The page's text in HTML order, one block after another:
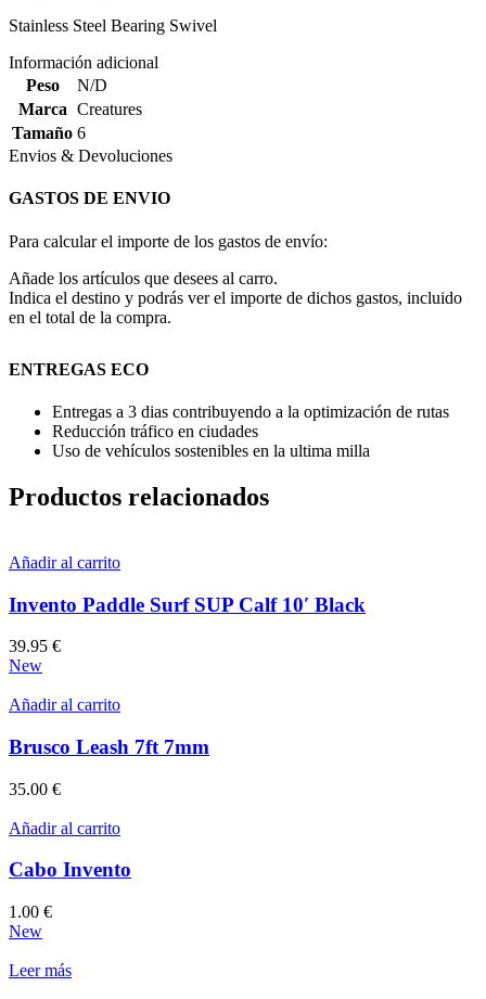
Stainless Steel Bearing Swivel
Información adicional
Peso
N/D
Marca Creatures
Tamaño 6
Envios & Devoluciones
GASTOS DE ENVIO
Para calcular el importe de los gastos de envío:
Añade los artículos que desees al carro.
Indica el destino y podrás ver el importe de dichos gastos, incluido
en el total de la compra.
ENTREGAS ECO
Entregas a 3 dias contribuyendo a la optimización de rutas
Reducción tráfico en ciudades
Uso de vehículos sostenibles en la ultima milla
Productos relacionados
Añadir al carrito
Invento Paddle Surf SUP Calf 10′ Black
39.95 €
New
Añadir al carrito
Brusco Leash 7ft 7mm
35.00 €
Añadir al carrito
Cabo Invento
1.00 €
New
Leer más